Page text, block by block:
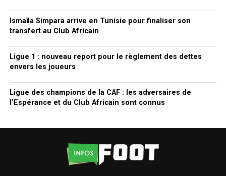
Ismaïla Simpara arrive en Tunisie pour finaliser son
transfert au Club Africain
Ligue 1 : nouveau report pour le règlement des dettes
envers les joueurs
Ligue des champions de la CAF : les adversaires de
l’Espérance et du Club Africain sont connus